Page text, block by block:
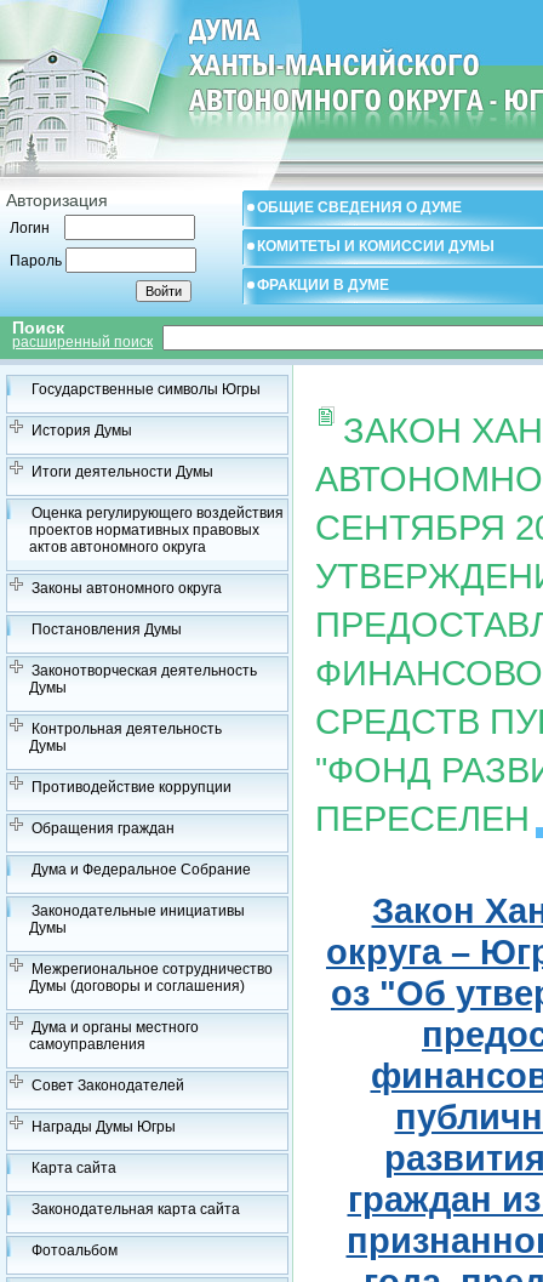
Авторизация
Логин
Пароль
ОБЩИЕ СВЕДЕНИЯ О ДУМЕ
КОМИТЕТЫ И КОМИССИИ ДУМЫ
ФРАКЦИИ В ДУМЕ
Поиск
расширенный поиск
Государственные символы Югры
История Думы
Итоги деятельности Думы
Оценка регулирующего воздействия
проектов нормативных правовых
актов автономного округа
Законы автономного округа
Постановления Думы
Законотворческая деятельность
Думы
Контрольная деятельность
Думы
Противодействие коррупции
Обращения граждан
Дума и Федеральное Собрание
Законодательные инициативы
Думы
Межрегиональное сотрудничество
Думы (договоры и соглашения)
Дума и органы местного
самоуправления
Совет Законодателей
Награды Думы Югры
Карта сайта
Законодательная карта сайта
Фотоальбом
ЗАКОН
СЕНТЯБРЯ
СРЕДСТВ
"ФОНД
ПЕРЕСЕЛЕН
Закон
округа –
оз "Об
граждан